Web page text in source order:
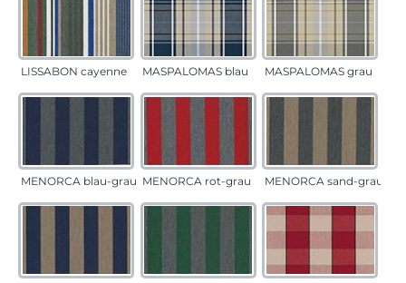
LISSABON cayenne MASPALOMAS blau MASPALOMAS grau
MENORCA blau-grau MENORCA rot-grau MENORCA sand-grau